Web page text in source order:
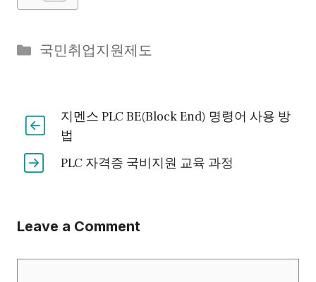
Categories
국민취업지원제도
지멘스 PLC BE(Block End) 명령어 사용 방
법
PLC 자격증 국비지원 교육 과정
Leave a Comment